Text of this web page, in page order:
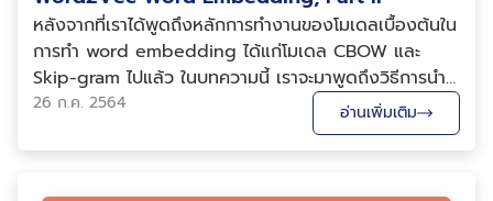
หลังจากที่เราได้พูดถึงหลักการทำงานของโมเดลเบื้องต้นใน
การทำ word embedding ได้แก่โมเดล CBOW และ
Skip-gram ไปแล้ว ในบทความนี้ เราจะมาพูดถึงวิธีการนำ
ผลลัพธ์ที่ได้จากการฝึกฝนของโมเดลในตระกูล Word2Vec
สองโมเดลนี้มาทำการสร้างตัวแทนเชิงความหมายของคำ
และเอกสาร พร้อมทั้งลองเขียนโค้ดง่ายๆ เพื่อลองประยุกต์
26 ก.ค. 2564 อ่านเพิ่มเติม